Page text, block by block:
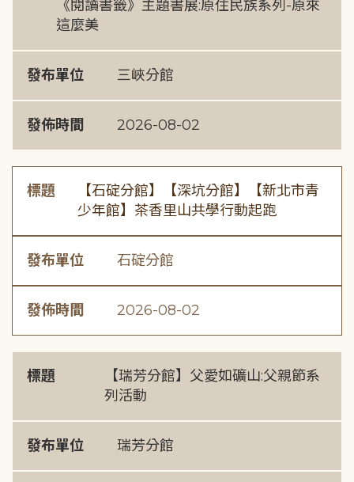
《閱讀書籤》主題書展:原住民族系列-原來
這麼美
發布單位 三峽分館
發佈時間 2026-08-02
標題
【石碇分館】【深坑分館】【新北市青
少年館】茶香里山共學行動起跑
發布單位 石碇分館
發佈時間 2026-08-02
標題
【瑞芳分館】父愛如礦山:父親節系
列活動
發布單位 瑞芳分館